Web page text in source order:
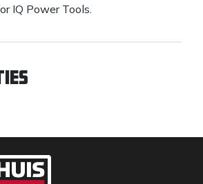
IQ Power Tools.